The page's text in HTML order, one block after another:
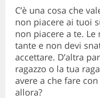
C’è una cosa che
non piacere ai tuoi
non piacere a te.
tante e non devi
accettare. D’altra
ragazzo o la tua
avere a che fare
allora?